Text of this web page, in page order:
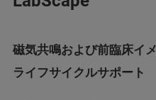
磁気共鳴および前臨床イ
ライフサイクルサポート